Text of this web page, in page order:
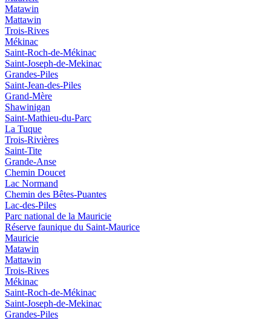
Matawin
Mattawin
Trois-Rives
Mékinac
Saint-Roch-de-Mékinac
Saint-Joseph-de-Mekinac
Grandes-Piles
Saint-Jean-des-Piles
Grand-Mère
Shawinigan
Saint-Mathieu-du-Parc
La Tuque
Trois-Rivières
Saint-Tite
Grande-Anse
Chemin Doucet
Lac Normand
Chemin des Bêtes-Puantes
Lac-des-Piles
Parc national de la Mauricie
Réserve faunique du Saint‑Maurice
Mauricie
Matawin
Mattawin
Trois-Rives
Mékinac
Saint-Roch-de-Mékinac
Saint-Joseph-de-Mekinac
Grandes-Piles